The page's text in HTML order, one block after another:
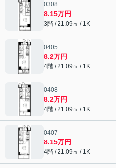
0308
8.15万円
3階 / 21.09㎡ / 1K
0405
8.2万円
4階 / 21.09㎡ / 1K
0408
8.2万円
4階 / 21.09㎡ / 1K
0407
8.15万円
4階 / 21.09㎡ / 1K